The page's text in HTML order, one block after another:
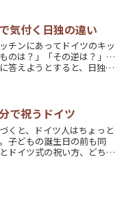
気付く日独の違い
チンにあってドイツのキッ
のは？」「その逆は？」…
答えようとすると、日独の
で祝うドイツ
くと、ドイツ人はちょっと
子どもの誕生日の前も同
ドイツ式の祝い方、どちら